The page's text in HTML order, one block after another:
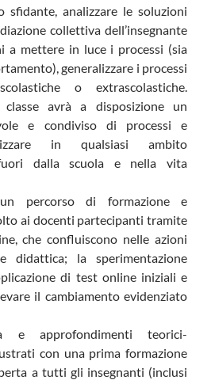
analizzare le soluzioni
collettiva dell’insegnante
a mettere in luce i processi (sia
generalizzare i processi
o extrascolastiche.
classe avrà a disposizione un
e condiviso di processi e
in qualsiasi ambito
dalla scuola e nella vita
percorso di formazione e
ai docenti partecipanti tramite
che confluiscono nelle azioni
didattica; la sperimentazione
di test online iniziali e
il cambiamento evidenziato
e approfondimenti teorici-
con una prima formazione
a tutti gli insegnanti (inclusi